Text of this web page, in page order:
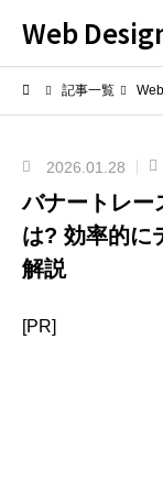
Web
記事一覧
2026.01.28
バナートレー
は? 効率的に
解説
[PR]